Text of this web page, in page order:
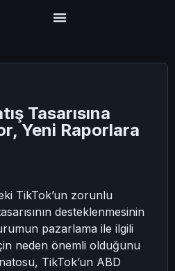
Tasarısına
Yeni Raporlara
TikTok’un zorunlu
desteklenmesinin
pazarlama ile ilgili
neden önemli olduğunu
TikTok’un ABD